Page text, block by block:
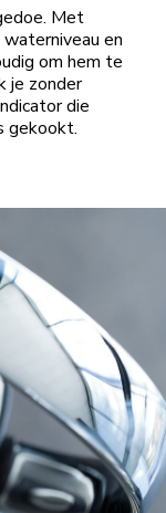
Met
en
om hem te
je zonder
die
gekookt.